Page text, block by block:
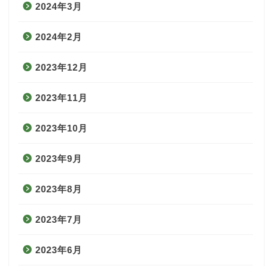
2024年3月
2024年2月
2023年12月
2023年11月
2023年10月
2023年9月
2023年8月
2023年7月
2023年6月